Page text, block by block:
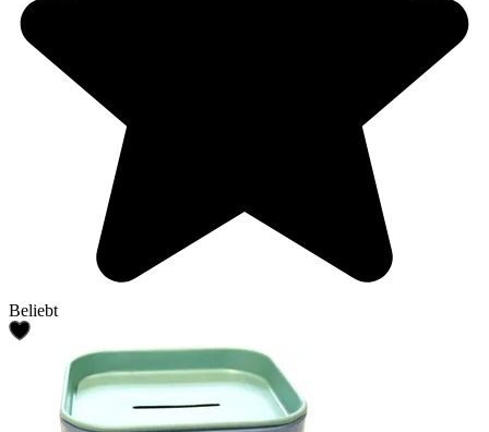
Beliebt